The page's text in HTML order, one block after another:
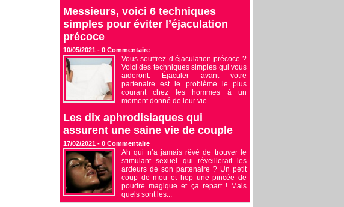
Messieurs, voici 6 techniques
simples pour éviter l’éjaculation
précoce
10/05/2021 - 0 Commentaire
Vous souffrez d’éjaculation précoce ?
Voici des techniques simples qui vous
aideront. Éjaculer avant votre
partenaire est le problème le plus
courant chez les hommes à un
moment donné de leur vie....
Les dix aphrodisiaques qui
assurent une saine vie de couple
17/02/2021 - 0 Commentaire
Ah qui n’a jamais rêvé de trouver le
stimulant sexuel qui réveillerait les
ardeurs de son partenaire ? Un petit
coup de mou et hop une pincée de
poudre magique et ça repart ! Mais
quels sont les...